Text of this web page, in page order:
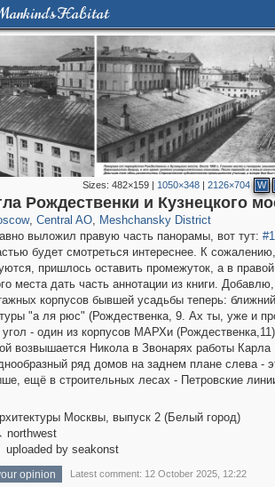
Habitat
Sizes:482×159 | 1050×348 |2126×704 W
Рождественки и Кузнецкого
29,243
, Central AO
5,916
, Meshchansky District
10,185 264
выложил правую часть панорамы, вот тут:
будет смотреться интереснее. К
пришлось оставить промежуток, а в
места дать часть аннотации из книги.
корпусов бывшей усадьбы теперь:
"а ля рюс" (Рождественка, 9. Ах ты, уже и
- один из корпусов МАРХи
возвышается Никола в Звонарях работы Карла
ряд домов на заднем плане слева -
ещё в строительных лесах - Петровские
Москвы, выпуск 2 (Белый город)
northwest
uploaded by seakonst
opinion Latest comment: 12 October 2025, 12:22